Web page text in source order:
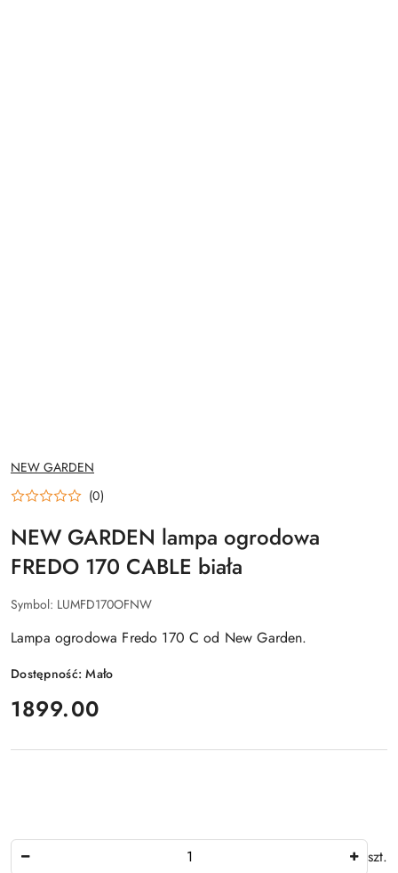
NAZWA
PRODUCENTA:
NEW GARDEN
(0)
NEW GARDEN lampa ogrodowa
FREDO 170 CABLE biała
Symbol: LUMFD170OFNW
Lampa ogrodowa Fredo 170 C od New Garden.
Dostępność:Mało
cena:
1899.00
szt.